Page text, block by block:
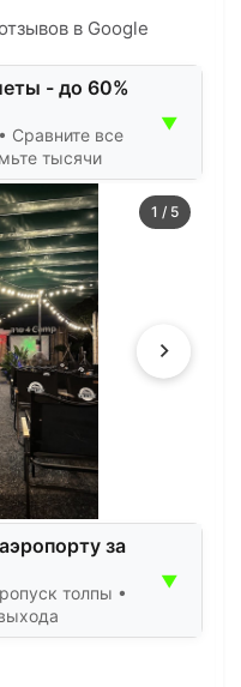
в Google
- до 60%
Сравните все
тысячи
▼
1 / 5
за
толпы •
▼